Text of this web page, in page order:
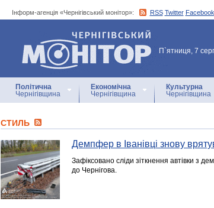
Інформ-агенція «Чернігівський монітор»: RSS Twitter Facebook
Інформ-агенція
«Чернігівський монітор»
П`ятниця, 7
Політична
Чернігівщина
Економічна
Чернігівщина
Культурна
Чернігівщина
СТИЛЬ
Демпфер в Іванівці знову
Зафіксовано сліди зіткнення автівки з
до Чернігова.